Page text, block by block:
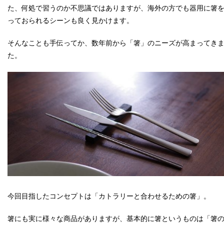
た、何処で習うのか不思議ではありますが、海外の方でも器用に箸
っておられるシーンも良く見かけます。
そんなことも手伝ってか、数年前から「箸」のニーズが高まってき
た。
今回目指したコンセプトは「カトラリーと合わせるための箸」。
箸にも実に様々な商品がありますが、基本的に箸というものは「箸